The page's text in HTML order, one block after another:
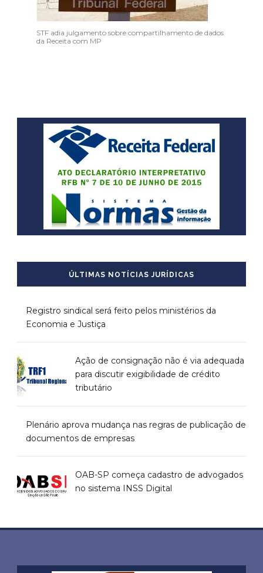
STF adia julgamento sobre compartilhamento de dados
da Receita com MP
ÚLTIMAS NOTÍCIAS JURÍDICAS
Registro sindical será feito pelos ministérios da
Economia e Justiça
Ação de consignação não é via adequada
para discutir exigibilidade de crédito
tributário
Plenário aprova mudança nas regras de publicação de
documentos de empresas
OAB-SP começa cadastro de advogados
no sistema INSS Digital